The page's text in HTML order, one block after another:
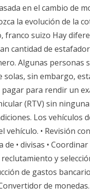
en el cambio de
la evolución de la
franco suizo Hay
cantidad de
Algunas personas
sin embargo,
para rendir un
(RTV) sin
Los vehículos
• Revisión
• divisas •
y
de gastos
de